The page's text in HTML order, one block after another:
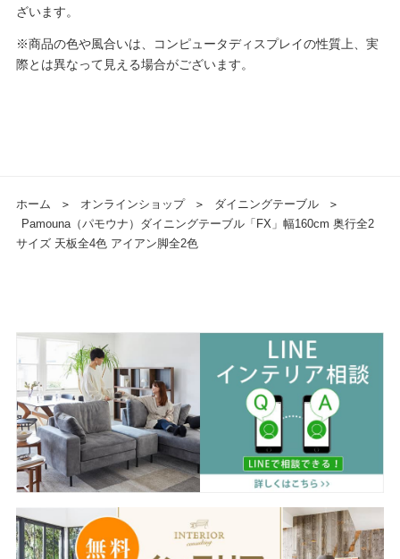
ざいます。
※商品の色や風合いは、コンピュータディスプレイの性質上、実
際とは異なって見える場合がございます。
ホーム ＞ オンラインショップ ＞ ダイニングテーブル
＞
Pamouna（パモウナ）ダイニングテーブル「FX」幅160cm 奥行全2
サイズ 天板全4色 アイアン脚全2色